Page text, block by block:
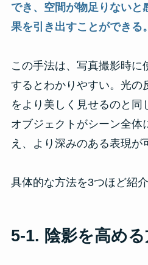
でき、空間が物足りないと
果を引き出すことができる。
この手法は、写真撮影時に
するとわかりやすい。光の
をより美しく見せるのと同
オブジェクトがシーン全体
え、より深みのある表現が
具体的な方法を3つほど紹介
5-1. 陰影を高め